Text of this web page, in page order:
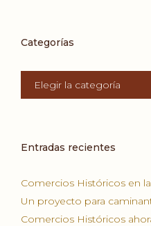
Categorías
Entradas recientes
Comercios Históricos en
Un proyecto para
Comercios Históricos